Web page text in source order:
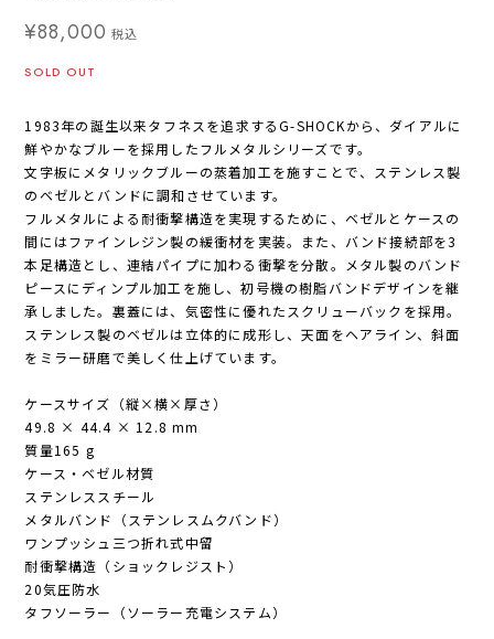
¥88,000 税込
SOLD OUT
1983年の誕生以来タフネスを追求するG-SHOCKから、ダイアルに
鮮やかなブルーを採用したフルメタルシリーズです。
文字板にメタリックブルーの蒸着加工を施すことで、ステンレス製
のベゼルとバンドに調和させています。
フルメタルによる耐衝撃構造を実現するために、ベゼルとケースの
間にはファインレジン製の緩衝材を実装。また、バンド接続部を3
本足構造とし、連結パイプに加わる衝撃を分散。メタル製のバンド
ピースにディンプル加工を施し、初号機の樹脂バンドデザインを継
承しました。裏蓋には、気密性に優れたスクリューバックを採用。
ステンレス製のベゼルは立体的に成形し、天面をヘアライン、斜面
をミラー研磨で美しく仕上げています。
ケースサイズ（縦×横×厚さ）
49.8 × 44.4 × 12.8 mm
質量165 g
ケース・ベゼル材質
ステンレススチール
メタルバンド（ステンレスムクバンド）
ワンプッシュ三つ折れ式中留
耐衝撃構造（ショックレジスト）
20気圧防水
タフソーラー（ソーラー充電システム）